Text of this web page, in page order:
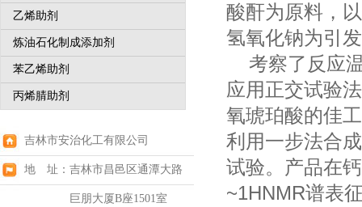
乙烯助剂
炼油石化制成添加剂
苯乙烯助剂
丙烯腈助剂
吉林市安治化工有限公司
地 址：吉林市昌邑区通潭大路
巨朋大厦B座1501室
酸酐为原料，
氢氧化钠为引
考察了反应
应用正交试验
氧琥珀酸的佳
利用一步法合
试验。产品在
~1HNMR谱表